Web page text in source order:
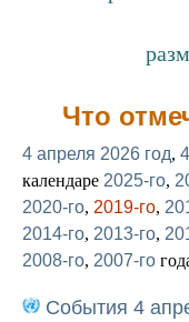
Что
4 апреля 2026 год,
календаре 2025-го,
2020-го, 2019-го,
2014-го, 2013-го,
2008-го, 2007-го
События 4